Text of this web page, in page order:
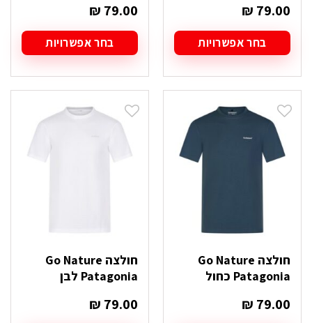
₪ 79.00
בחר אפשרויות
זה
יש
סוגים.
ניתן
לבחור
את
האפשרויות
₪ 79.00
בחר אפשרויות
זה
יש
סוגים.
ניתן
לבחור
את
חולצה Go Nature
Patagonia כחול
₪ 79.00
חולצה Go Nature
Patagonia לבן
₪ 79.00